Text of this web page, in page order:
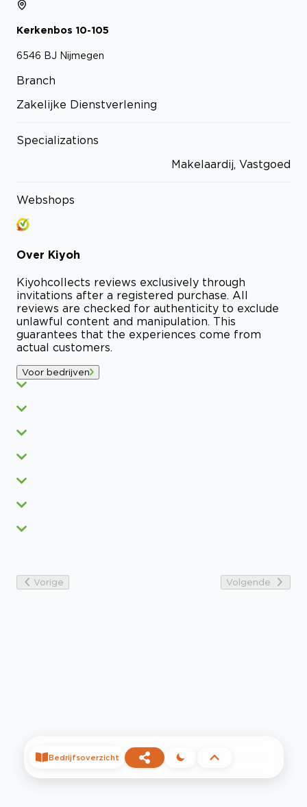
Kerkenbos 10-105
6546 BJ Nijmegen
Branch
Zakelijke Dienstverlening
Specializations
Makelaardij, Vastgoed
Webshops
Over Kiyoh
Kiyohcollects reviews exclusively through
invitations after a registered purchase. All
reviews are checked for authenticity to exclude
unlawful content and manipulation. This
guarantees that the experiences come from
actual customers.
Voor bedrijven
Vorige Volgende
Bedrijfsoverzicht